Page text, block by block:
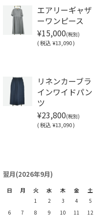
エアリーギャザ
ーワンピース
¥15,000(税別)
(税込 ¥13,090 )
リネンカーブラ
インワイドパン
ツ
¥23,800(税別)
(税込 ¥13,090 )
翌月(2026年9月)
日 月 火 水 木 金 土
1 2 3 4
5
6
7 8 9 10 11 12